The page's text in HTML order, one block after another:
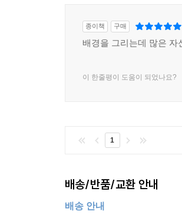
종이책 구매
배경을 그리는데 많은 자
이 한줄평이 도움이 되었나요?
1
배송/반품/교환 안내
배송 안내